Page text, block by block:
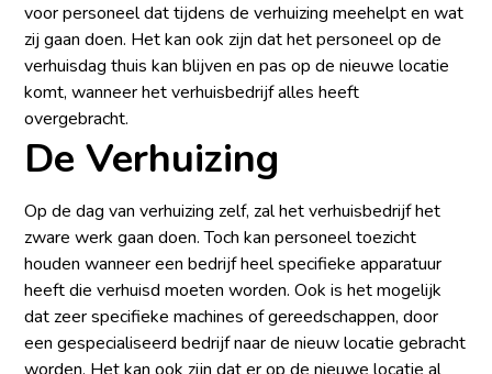
voor personeel dat tijdens de verhuizing meehelpt en wat
zij gaan doen. Het kan ook zijn dat het personeel op de
verhuisdag thuis kan blijven en pas op de nieuwe locatie
komt, wanneer het verhuisbedrijf alles heeft
overgebracht.
De Verhuizing
Op de dag van verhuizing zelf, zal het verhuisbedrijf het
zware werk gaan doen. Toch kan personeel toezicht
houden wanneer een bedrijf heel specifieke apparatuur
heeft die verhuisd moeten worden. Ook is het mogelijk
dat zeer specifieke machines of gereedschappen, door
een gespecialiseerd bedrijf naar de nieuw locatie gebracht